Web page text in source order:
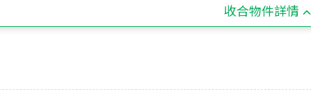
收合物件詳情